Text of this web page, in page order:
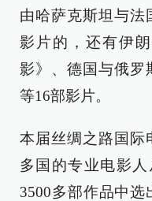
由哈萨克斯坦与法
影片的，还有伊
影》、德国与俄罗
等16部影片。
本届丝绸之路国际
多国的专业电影
3500多部作品中